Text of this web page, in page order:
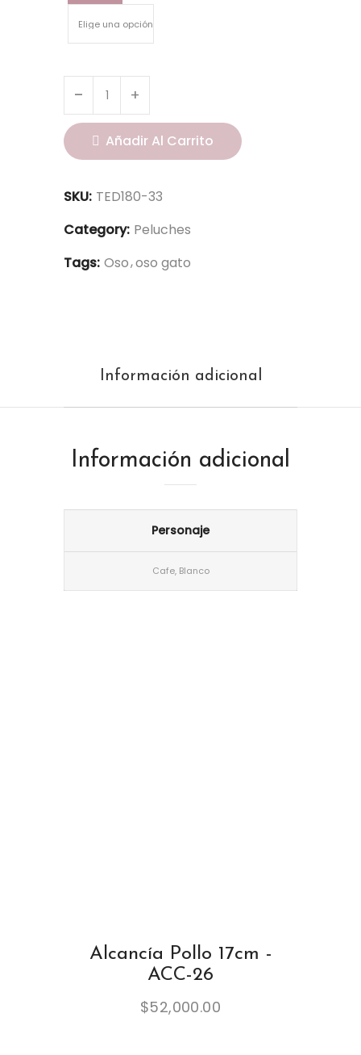
Añadir Al Carrito
SKU: TED180-33
Category: Peluches
Tags: Oso oso gato
Información adicional
Información adicional
Personaje
Cafe, Blanco
Alcancía Pollo 17cm -
ACC-26
$52,000.00